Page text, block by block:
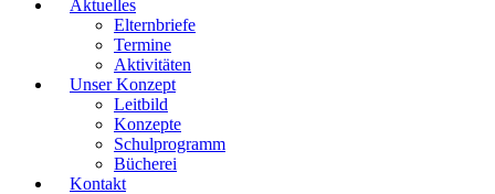
Aktuelles
Elternbriefe
Termine
Aktivitäten
Unser Konzept
Leitbild
Konzepte
Schulprogramm
Bücherei
Kontakt